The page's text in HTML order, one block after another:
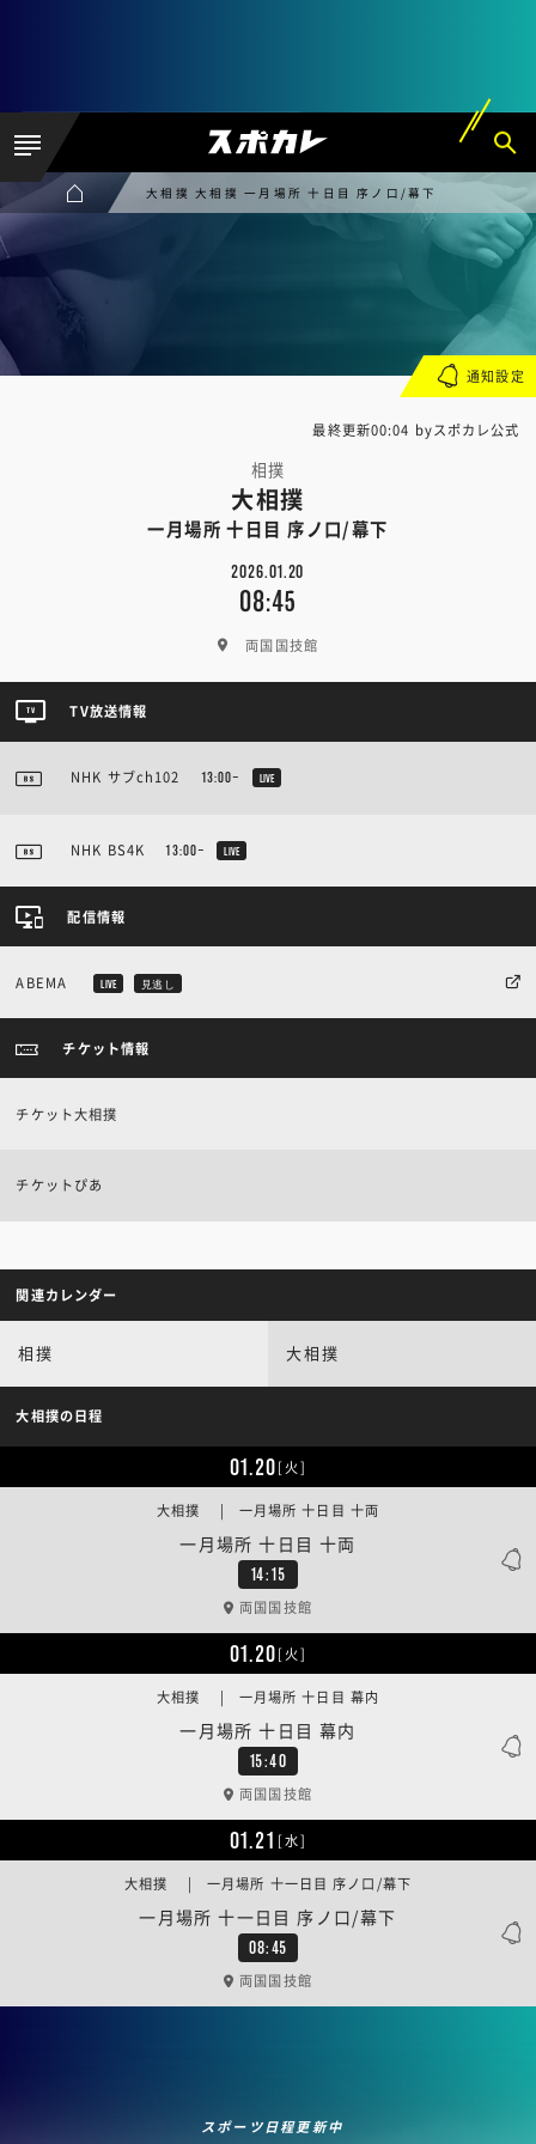
大相撲 大相撲 一月場所 十日目 序ノ口/幕下
最終更新00:04 byスポカレ公式
相撲
大相撲
一月場所 十日目 序ノ口/幕下
2026.01.20
08:45
両国国技館
通知設定
TV放送情報
NHK サブch102 13:00~ LIVE
NHK BS4K 13:00~ LIVE
配信情報
ABEMA LIVE 見逃し
チケット情報
チケット大相撲
チケットぴあ
関連カレンダー
相撲 大相撲
大相撲の日程
01.20[火]
14:15
一月場所 十日目 十両
大相撲 | 一月場所 十日目 十両
両国国技館
01.20[火]
15:40
一月場所 十日目 幕内
大相撲 | 一月場所 十日目 幕内
両国国技館
01.21 [水]
08:45
一月場所 十一日目 序ノ口/幕下
大相撲 | 一月場所 十一日目 序ノ口/幕下
両国国技館
スポーツ日程更新中